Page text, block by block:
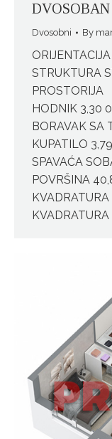
DVOSOBAN
Dvosobni By
STRUKTURA
PROSTORIJA
HODNIK 3,30
BORAVAK SA
KUPATILO
SPAVAĆA
POVRŠINA